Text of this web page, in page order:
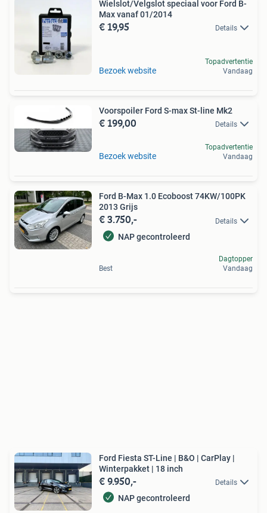
Wielslot/Velgslot speciaal voor Ford B-
Max vanaf 01/2014
€ 19,95 Details
Bezoek website
Topadvertentie
Vandaag
Voorspoiler Ford S-max St-line Mk2
€ 199,00 Details
Bezoek website
Topadvertentie
Vandaag
Ford B-Max 1.0 Ecoboost 74KW/100PK
2013 Grijs
€ 3.750,- Details
NAP gecontroleerd
Best
Dagtopper
Vandaag
Ford Fiesta ST-Line | B&O | CarPlay |
Winterpakket | 18 inch
€ 9.950,- Details
NAP gecontroleerd